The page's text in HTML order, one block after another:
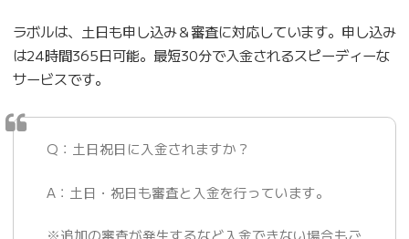
ラボルは、土日も申し込み＆審査に対応しています。申し込み
は24時間365日可能。最短30分で入金されるスピーディーな
サービスです。
Q：土日祝日に入金されますか？
A：土日・祝日も審査と入金を行っています。
※追加の審査が発生するなど入金できない場合もご